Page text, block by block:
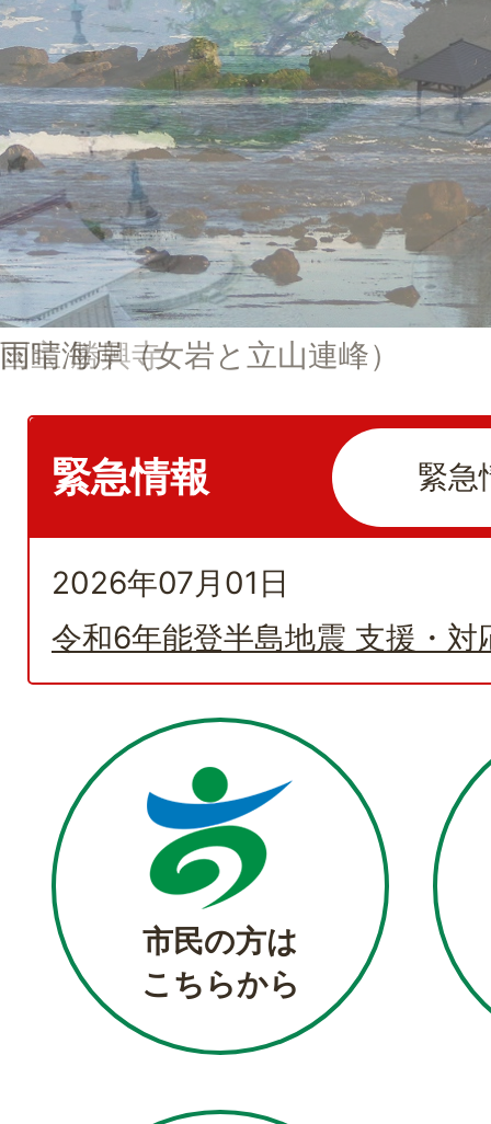
本
の
富
山
県
に
あ
る
こ
と
を
示
し
て
い
雨晴海岸（女岩と立山連峰）
国宝 勝興寺
緊急情報 緊急
2026年07月01日
令和6年能登半島地震 支援・対
市民の方は
こちらから